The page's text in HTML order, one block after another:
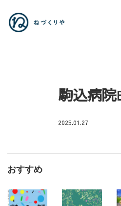
駒込病
2025.01.27
店
休
おすすめ